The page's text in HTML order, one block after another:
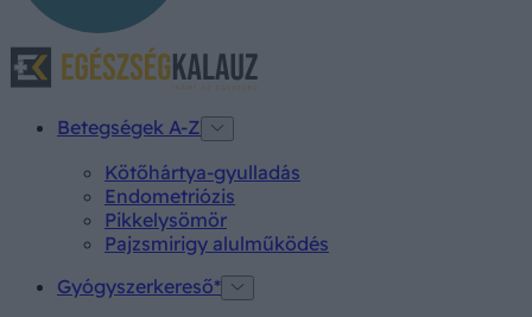
Betegségek A-Z
Kötőhártya-gyulladás
Endometriózis
Pikkelysömör
Pajzsmirigy alulműködés
Gyógyszerkereső*